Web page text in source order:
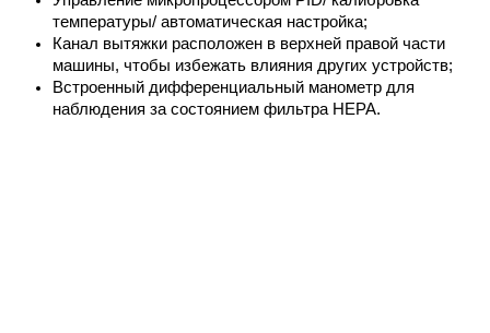
температуры/ автоматическая настройка;
Канал вытяжки расположен в верхней правой части
машины, чтобы избежать влияния других устройств;
Встроенный дифференциальный манометр для
наблюдения за состоянием фильтра HEPA.